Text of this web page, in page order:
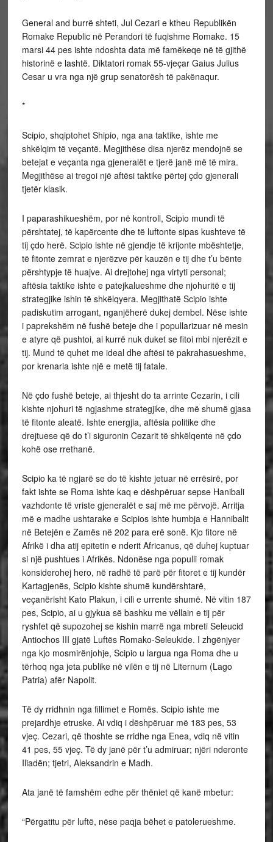
General and burrë shteti, Jul Cezari e ktheu Republikën
Romake Republic në Perandori të fuqishme Romake. 15
marsi 44 pes ishte ndoshta data më famëkeqe në të gjithë
historinë e lashtë. Diktatori romak 55-vjeçar Gaius Julius
Cesar u vra nga një grup senatorësh të pakënaqur.
*
Scipio, shqiptohet Shipio, nga ana taktike, ishte me
shkëlqim të veçantë. Megjithëse disa njerëz mendojnë se
betejat e veçanta nga gjeneralët e tjerë janë më të mira.
Megjithëse ai tregoi një aftësi taktike përtej çdo gjenerali
tjetër klasik.
I paparashikueshëm, por në kontroll, Scipio mundi të
përshtatej, të kapërcente dhe të luftonte sipas kushteve të
tij çdo herë. Scipio ishte në gjendje të krijonte mbështetje,
të fitonte zemrat e njerëzve për kauzën e tij dhe t’u bënte
përshtypje të huajve. Ai drejtohej nga virtyti personal;
aftësia taktike ishte e patejkalueshme dhe njohuritë e tij
strategjike ishin të shkëlqyera. Megjithatë Scipio ishte
padiskutim arrogant, nganjëherë dukej dembel. Nëse ishte
i paprekshëm në fushë beteje dhe i popullarizuar në mesin
e atyre që pushtoi, ai kurrë nuk duket se fitoi mbi njerëzit e
tij. Mund të quhet me ideal dhe aftësi të pakrahasueshme,
por krenaria ishte një e metë tij fatale.
Në çdo fushë beteje, ai thjesht do ta arrinte Cezarin, i cili
kishte njohuri të ngjashme strategjike, dhe më shumë gjasa
të fitonte aleatë. Ishte energjia, aftësia politike dhe
drejtuese që do t’i siguronin Cezarit të shkëlqente në çdo
kohë ose rrethanë.
Scipio ka të ngjarë se do të kishte jetuar në errësirë, por
fakt ishte se Roma ishte kaq e dëshpëruar sepse Hanibali
vazhdonte të vriste gjeneralët e saj më me përvojë. Arritja
më e madhe ushtarake e Scipios ishte humbja e Hannibalit
në Betejën e Zamës në 202 para erë sonë. Kjo fitore në
Afrikë i dha atij epitetin e nderit Africanus, që duhej kuptuar
si një pushtues i Afrikës. Ndonëse nga populli romak
konsiderohej hero, në radhë të parë për fitoret e tij kundër
Kartagjenës, Scipio kishte shumë kundërshtarë,
veçanërisht Kato Plakun, i cili e urrente shumë. Në vitin 187
pes, Scipio, ai u gjykua së bashku me vëllain e tij për
ryshfet që supozohej se kishin marrë nga mbreti Seleucid
Antiochos III gjatë Luftës Romako-Seleukide. I zhgënjyer
nga kjo mosmirënjohje, Scipio u largua nga Roma dhe u
tërhoq nga jeta publike në vilën e tij në Liternum (Lago
Patria) afër Napolit.
Të dy rridhnin nga fillimet e Romës. Scipio ishte me
prejardhje etruske. Ai vdiq i dëshpëruar më 183 pes, 53
vjeç. Cezari, që thoshte se rridhe nga Enea, vdiq në vitin
41 pes, 55 vjeç. Të dy janë për t’u admiruar; njëri nderonte
Iliadën; tjetri, Aleksandrin e Madh.
Ata janë të famshëm edhe për thëniet që kanë mbetur:
“Përgatitu për luftë, nëse paqja bëhet e patolerueshme.